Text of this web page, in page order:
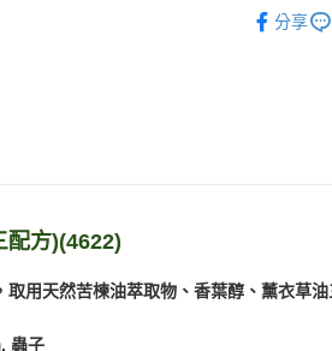
【關於「
AFTEE先
※ 請注意
ATM付款
宅配【偏
分享
配方)(4622)
用天然苦楝油萃取物、香葉醇、薰衣草
蟲子